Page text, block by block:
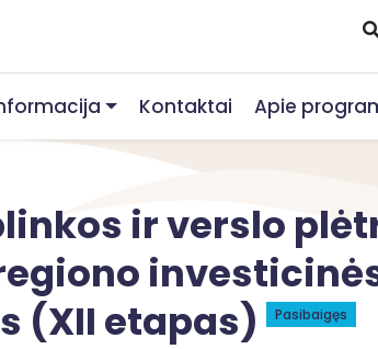
Kontaktai Apie
ir verslo
(XII etapas)
Pasibaigęs